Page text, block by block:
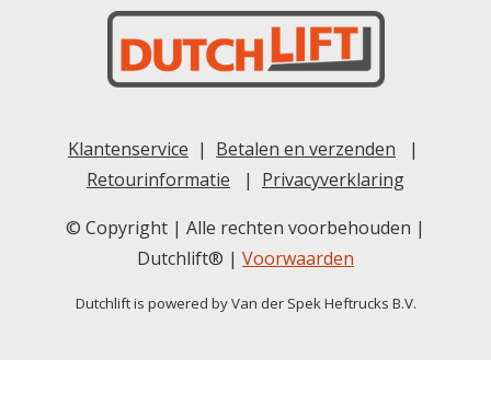
Klantenservice | Betalen en verzenden |
Retourinformatie | Privacyverklaring
© Copyright | Alle rechten voorbehouden |
Dutchlift® | Voorwaarden
Dutchlift is powered by Van der Spek Heftrucks B.V.